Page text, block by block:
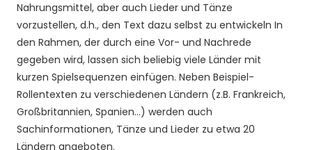
Nahrungsmittel, aber auch Lieder und Tänze
vorzustellen, d.h., den Text dazu selbst zu entwickeln In
den Rahmen, der durch eine Vor- und Nachrede
gegeben wird, lassen sich beliebig viele Länder mit
kurzen Spielsequenzen einfügen. Neben Beispiel-
Rollentexten zu verschiedenen Ländern (z.B. Frankreich,
Großbritannien, Spanien…) werden auch
Sachinformationen, Tänze und Lieder zu etwa 20
Ländern angeboten.